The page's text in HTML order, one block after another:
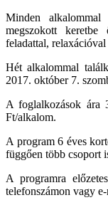
Minden
megszokott keretbe
feladattal,
Hét alkalommal
2017. október 7.
A foglalkozások ára
Ft/alkalom.
A program 6 éves
függően több csoport
A programra
telefonszámon vagy